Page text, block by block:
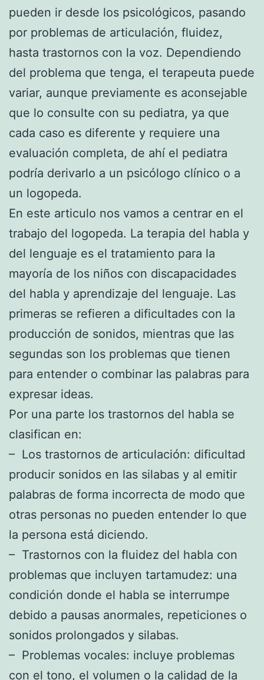
pueden ir desde los psicológicos, pasando
por problemas de articulación, fluidez,
hasta trastornos con la voz. Dependiendo
del problema que tenga, el terapeuta puede
variar, aunque previamente es aconsejable
que lo consulte con su pediatra, ya que
cada caso es diferente y requiere una
evaluación completa, de ahí el pediatra
podría derivarlo a un psicólogo clínico o a
un logopeda.
En este articulo nos vamos a centrar en el
trabajo del logopeda. La terapia del habla y
del lenguaje es el tratamiento para la
mayoría de los niños con discapacidades
del habla y aprendizaje del lenguaje. Las
primeras se refieren a dificultades con la
producción de sonidos, mientras que las
segundas son los problemas que tienen
para entender o combinar las palabras para
expresar ideas.
Por una parte los trastornos del habla se
clasifican en:
– Los trastornos de articulación: dificultad
producir sonidos en las silabas y al emitir
palabras de forma incorrecta de modo que
otras personas no pueden entender lo que
la persona está diciendo.
– Trastornos con la fluidez del habla con
problemas que incluyen tartamudez: una
condición donde el habla se interrumpe
debido a pausas anormales, repeticiones o
sonidos prolongados y silabas.
– Problemas vocales: incluye problemas
con el tono, el volumen o la calidad de la